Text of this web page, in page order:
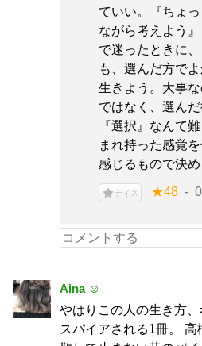
ていい。『ちょ
ながら考えよう
で迷ったときに
も、選んだ方で
生きよう。大事な
ではなく、選ん
『選択』なんて
まれ持った感覚
感じるもので決め
ナイス ★48
Aina ☺︎
やはりこの人の生き方
スパイアされる1冊。